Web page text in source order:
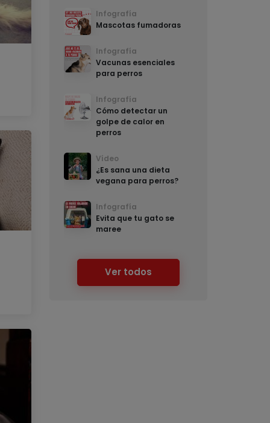
Infografía
Mascotas fumadoras
Infografía
Vacunas esenciales
para perros
Infografía
Cómo detectar un
golpe de calor en
perros
Vídeo
¿Es sana una dieta
vegana para perros?
Infografía
Evita que tu gato se
maree
Ver todos